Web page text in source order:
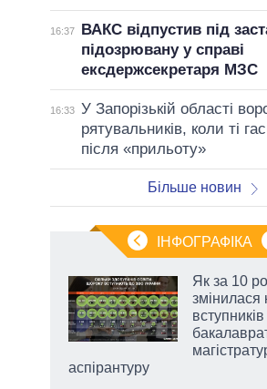
16:37
ВАКС відпустив під
підозрювану у справі
ексдержсекретаря МЗС
16:33 У Запорізькій області
рятувальників, коли ті
після «прильоту»
Більше новин
ІНФОГРАФІКА
Як за 10
змінилася
аспірантуру